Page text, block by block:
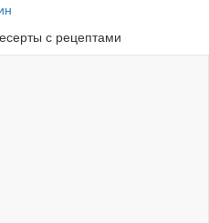
с рецептами